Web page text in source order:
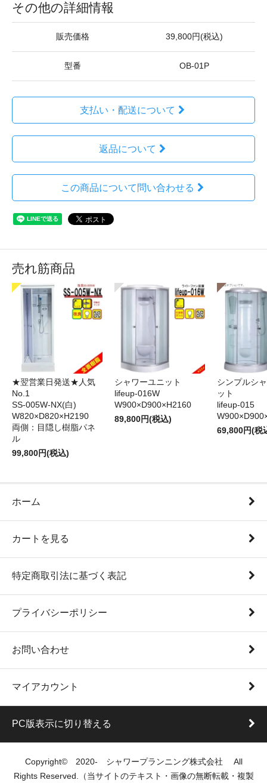
その他の詳細情報
販売価格 39,800円(税込)
型番 OB-01P
支払い・配送について
返品について
この商品について問い合わせる
売れ筋商品
★翌営業日発送★人気
No.1
SS-005W-NX(白)
W820×D820×H2190
両側：目隠し樹脂パネ
ル
99,800円(税込)
シャワーユニット
lifeup-016W
W900×D900×H2160
89,800円(税込)
シンプルシ
ット
lifeup-015
69,800円(税
ホーム
カートを見る
特定商取引法に基づく表記
プライバシーポリシー
お問い合わせ
マイアカウント
PC版表示に切り替える
Copyright© 2020- シャワープランニング株式会社 All
Rights Reserved.（当サイトのテキスト・画像の無断転載・複製